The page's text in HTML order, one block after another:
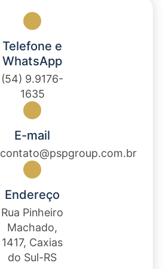
Telefone e
WhatsApp
(54) 9.9176-
1635
E-mail
contato@pspgroup.com.br
Endereço
Rua Pinheiro
Machado,
1417, Caxias
do Sul-RS